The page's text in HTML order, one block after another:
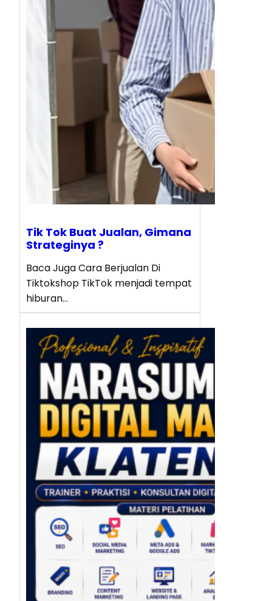
Tik Tok Buat Jualan, Gimana
Strateginya ?
Baca Juga Cara Berjualan Di
Tiktokshop TikTok menjadi tempat
hiburan…